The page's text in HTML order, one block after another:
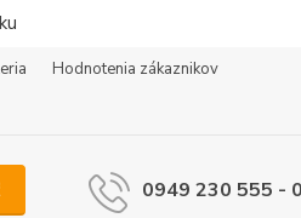
Hodnotenia zákaznikov
0949 230 555 -